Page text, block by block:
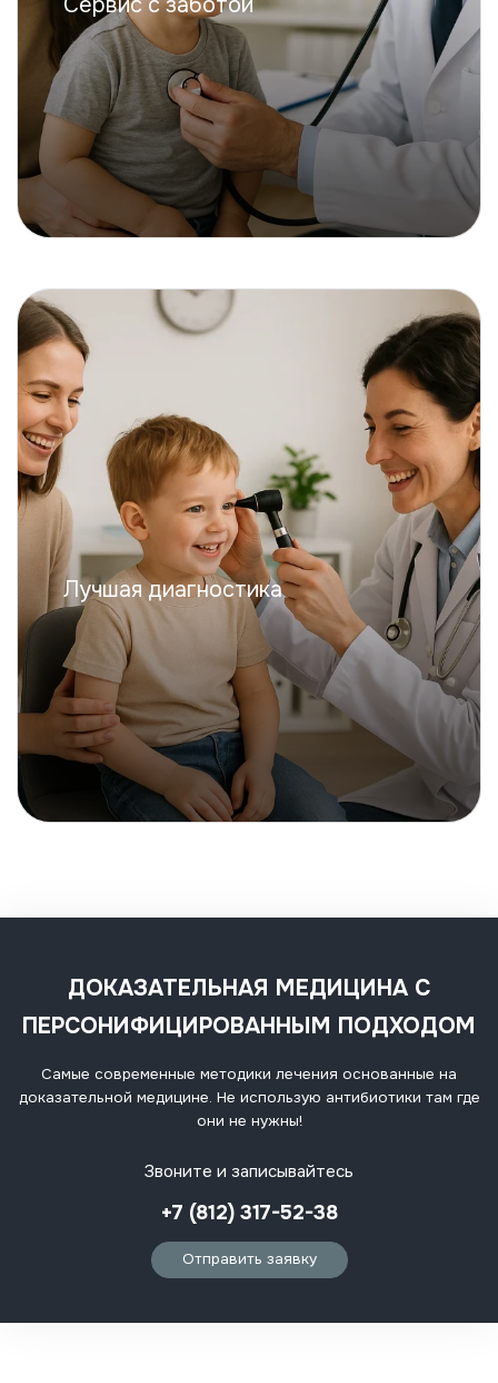
Лучшая диагностика
ДОКАЗАТЕЛЬНАЯ МЕДИЦИНА С
ПЕРСОНИФИЦИРОВАННЫМ ПОДХОДОМ
Самые современные методики лечения основанные на
доказательной медицине. Не использую антибиотики там где
они не нужны!
Звоните и записывайтесь
+7 (812) 317-52-38
Отправить заявку